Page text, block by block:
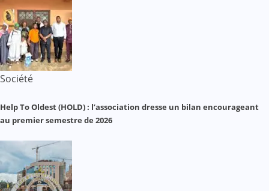
Société
Help To Oldest (HOLD) : l’association dresse un bilan encourageant
au premier semestre de 2026